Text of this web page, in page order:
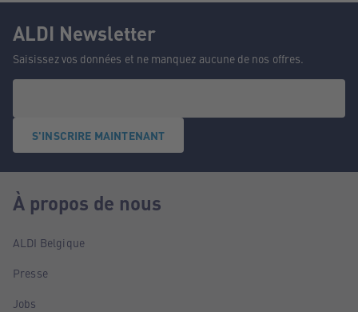
ALDI Newsletter
Saisissez vos données et ne manquez aucune de nos offres.
S'INSCRIRE MAINTENANT
À propos de nous
ALDI Belgique
Presse
Jobs